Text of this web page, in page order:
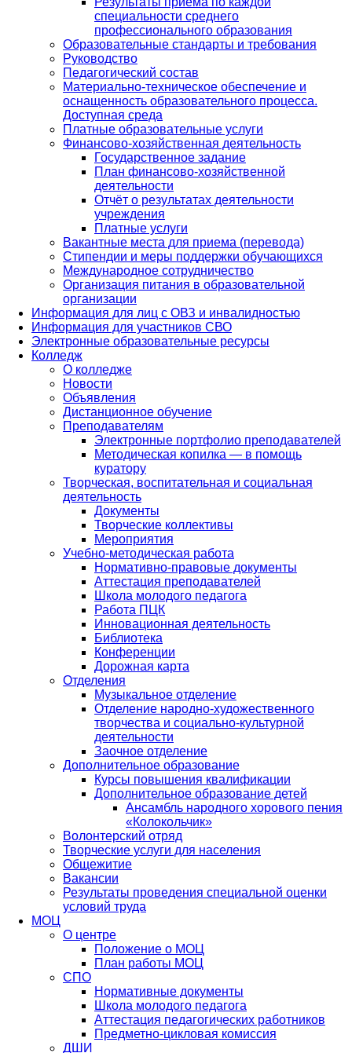
специальности среднего
профессионального образования
Образовательные стандарты и требования
Руководство
Педагогический состав
Материально-техническое обеспечение и
оснащенность образовательного процесса.
Доступная среда
Платные образовательные услуги
Финансово-хозяйственная деятельность
Государственное задание
План финансово-хозяйственной
деятельности
Отчёт о результатах деятельности
учреждения
Платные услуги
Вакантные места для приема (перевода)
Стипендии и меры поддержки обучающихся
Международное сотрудничество
Организация питания в образовательной
организации
Информация для лиц с ОВЗ и инвалидностью
Информация для участников СВО
Электронные образовательные ресурсы
Колледж
О колледже
Новости
Объявления
Дистанционное обучение
Преподавателям
Электронные портфолио преподавателей
Методическая копилка — в помощь
куратору
Творческая, воспитательная и социальная
деятельность
Документы
Творческие коллективы
Мероприятия
Учебно-методическая работа
Нормативно-правовые документы
Аттестация преподавателей
Школа молодого педагога
Работа ПЦК
Инновационная деятельность
Библиотека
Конференции
Дорожная карта
Отделения
Музыкальное отделение
Отделение народно-художественного
творчества и социально-культурной
деятельности
Заочное отделение
Дополнительное образование
Курсы повышения квалификации
Дополнительное образование детей
Ансамбль народного хорового пения
«Колокольчик»
Волонтерский отряд
Творческие услуги для населения
Общежитие
Вакансии
Результаты проведения специальной оценки
условий труда
МОЦ
О центре
Положение о МОЦ
План работы МОЦ
СПО
Нормативные документы
Школа молодого педагога
Аттестация педагогических работников
Предметно-цикловая комиссия
ДШИ